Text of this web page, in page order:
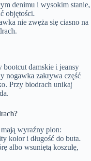
denimu i wysokim stanie,
objętości.
nie zwęża się ciasno na
bootcut damskie i jeansy
nogawka zakrywa część
Przy biodrach unikaj
wyraźny pion:
kolor i długość do buta.
albo wsuniętą koszulę,